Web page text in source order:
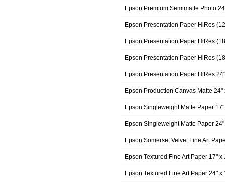
Epson Premium Semimatte Photo
Epson Presentation Paper HiRes
Epson Presentation Paper HiRes
Epson Presentation Paper HiRes
Epson Presentation Paper HiRes
Epson Production Canvas Matte
Epson Singleweight Matte Paper
Epson Singleweight Matte Paper
Epson Somerset Velvet Fine Art
Epson Textured Fine Art Paper 17"
Epson Textured Fine Art Paper 24"